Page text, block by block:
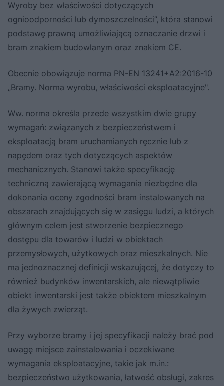
Wyroby bez właściwości dotyczących
ognioodporności lub dymoszczelności”, która stanowi
podstawę prawną umożliwiającą oznaczanie drzwi i
bram znakiem budowlanym oraz znakiem CE.
Obecnie obowiązuje norma PN-EN 13241+A2:2016-10
„Bramy. Norma wyrobu, właściwości eksploatacyjne".
Ww. norma określa przede wszystkim dwie grupy
wymagań: związanych z bezpieczeństwem i
eksploatacją bram uruchamianych ręcznie lub z
napędem oraz tych dotyczących aspektów
mechanicznych. Stanowi także specyfikację
techniczną zawierającą wymagania niezbędne dla
dokonania oceny zgodności bram instalowanych na
obszarach znajdujących się w zasięgu ludzi, a których
głównym celem jest stworzenie bezpiecznego
dostępu dla towarów i ludzi w obiektach
przemysłowych, użytkowych oraz mieszkalnych. Nie
ma jednoznacznej definicji wskazującej, że dotyczy to
również budynków inwentarskich, ale niewątpliwie
obiekt inwentarski jest także obiektem mieszkalnym
dla żywych zwierząt.
Przy wyborze bramy i jej specyfikacji należy brać pod
uwagę miejsce zainstalowania i oczekiwane
wymagania eksploatacyjne, takie jak m.in.:
bezpieczeństwo użytkowania, łatwość obsługi, zakres